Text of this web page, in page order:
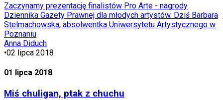
Zaczynamy prezentację finalistów Pro Arte - nagrody
Dziennika Gazety Prawnej dla młodych artystów. Dziś Barbara
Stelmachowska, absolwentka Uniwersytetu Artystycznego w
Poznaniu
Anna Diduch
•02 lipca 2018
01 lipca 2018
Miś chuligan, ptak z chuchu